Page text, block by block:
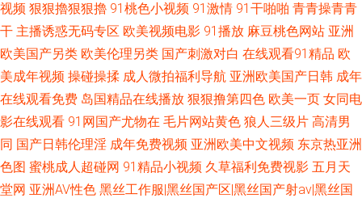
视频 狠狠擼狠狠擼 91桃色小视频 91激情 91干啪啪 青青操青青
干 主播诱惑无码专区 欧美视频电影 91播放 麻豆桃色网站 亚洲
欧美国产另类 欧美伦理另类 国产刺激对白 在线观看91精品 欧
美成年视频 操碰操揉 成人微拍福利导航 亚洲欧美国产日韩 成年
在线观看免费 岛国精品在线播放 狠狠撸第四色 欧美一页 女同电
影在线观看 91网国产尤物在 毛片网站黄色 狼人三级片 高清男
同 国产日韩伦理淫 成年免费视频 亚洲欧美中文视频 东京热亚洲
色图 蜜桃成人超碰网 91精品小视频 久草福利免费视影 五月天
堂网 亚洲AV性色 黑丝工作服|黑丝国产区|黑丝国产射av|黑丝国